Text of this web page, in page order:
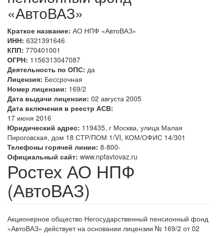
«АвтоВАЗ»
Краткое название: АО НПФ «АвтоВАЗ»
ИНН: 6321391646
КПП: 770401001
ОГРН: 1156313047087
Деятельность по ОПС: да
Лицензия: Бессрочная
Номер лицензии: 169/2
Дата выдачи лицензии: 02 августа 2005
Дата включения в реестр АСВ:
17 июня 2016
Юридический адрес: 119435, г Москва, улица Малая
Пироговская, дом 18 СТР/ПОМ 1/VI, КОМ/ОФИС 14/301
Телефоны горячей линии: 8-800-
Официальный сайт: www.npfavtovaz.ru
Ростех АО НПФ
(АвтоВАЗ)
Акционерное общество Негосударственный пенсионный фонд
«АвтоВАЗ» действует на основании лицензии № 169/2 от02